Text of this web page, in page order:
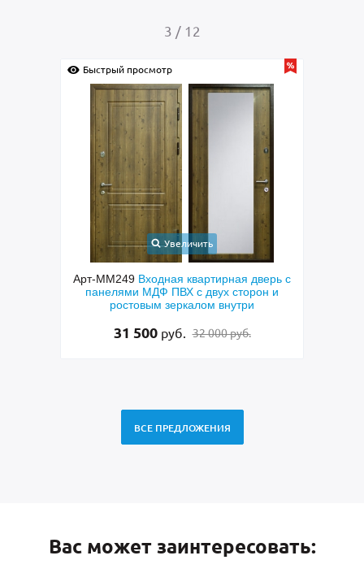
4 / 12
Быстрый просмотр
Увеличить
Арт-ММ282Металлическая однопольная
серая техническая дверь с полимерной
покраской
15 000руб. 10 500 руб.
ВСЕ ПРЕДЛОЖЕНИЯ
Вас может заинтересовать: